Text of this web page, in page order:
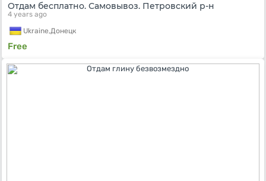
Отдам бесплатно. Самовывоз. Петровский р-н
4 years ago
Ukraine,Донецк
Free